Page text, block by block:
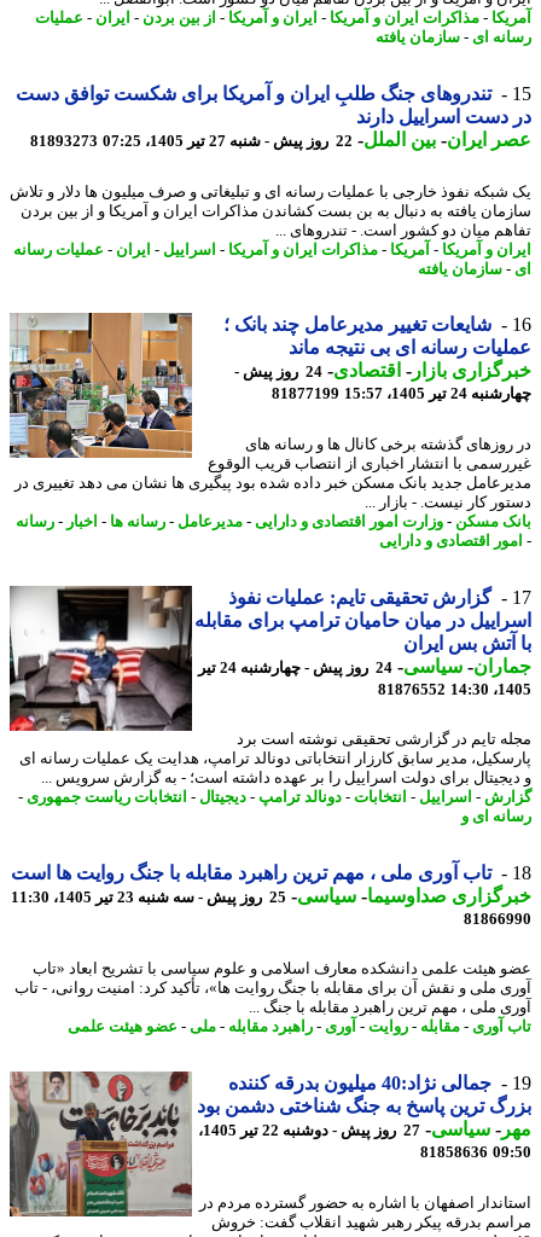
- مذاکرات ایران و آمریکا- ایران و آمریکا- از بین بردن-ایران -
عملیات
ای- سازمان یافته
تندروهای جنگ طلبِ ایران و آمریکا برای شکست توافق دست
دست اسراییل دارند
ایران- بین الملل-22 روز پیش - شنبه 27 تیر 1405، 07:25 81893273
نفوذ خارجی با عملیات رسانه ای و تبلیغاتی و صرف میلیون ها دلار و تلاش
یافته به دنبال به بن بست کشاندن مذاکرات ایران و آمریکا و از بین بردن
میان دو کشور است. - تندروهای ...
و آمریکا- آمریکا- مذاکرات ایران و آمریکا- اسراییل -ایران -
عملیات رسانه
سازمان یافته
شایعات تغییر مدیرعامل چند بانک ؛
رسانه ای بی نتیجه ماند
بازار- اقتصادی-
24 روز پیش -
24 تیر 1405، 15:57
81877199
گذشته برخی کانال ها و رسانه های
با انتشار اخباری از انتصاب قریب الوقوع
جدید بانک مسکن خبر داده شده بود پیگیری ها نشان می دهد تغییری در
کار نیست. - بازار ...
مسکن-وزارت امور اقتصادی و دارایی- مدیرعامل-رسانه ها- اخبار -رسانه
اقتصادی و دارایی
گزارش تحقیقی تایم: عملیات نفوذ
در میان حامیان ترامپ برای مقابله
آتش بس ایران
- سیاسی-
24 روز پیش - چهارشنبه 24 تیر
81876552
تایم در گزارشی تحقیقی نوشته است برد
مدیر سابق کارزار انتخاباتی دونالد ترامپ، هدایت یک عملیات رسانه ای
برای دولت اسراییل را بر عهده داشته است؛ - به گزارش سرویس ...
-اسراییل -انتخابات-دونالد ترامپ -دیجیتال-انتخابات ریاست جمهوری-
ای و
تاب آوری ملی ، مهم ترین راهبرد مقابله با جنگ روایت ها است
صداوسیما-سیاسی-25 روز پیش - سه شنبه 23 تیر 1405، 11:30
هیئت علمی دانشکده معارف اسلامی و علوم سیاسی با تشریح ابعاد «تاب
ملی و نقش آن برای مقابله با جنگ روایت ها»، تأکید کرد: امنیت روانی، - تاب
ملی ، مهم ترین راهبرد مقابله با جنگ ...
آوری - مقابله-روایت-آوری - راهبرد مقابله-ملی -عضو هیئت علمی
جمالی نژاد:40 میلیون بدرقه کننده
ترین پاسخ به جنگ شناختی دشمن بود
-سیاسی-
27 روز پیش - دوشنبه 22 تیر 1405،
81858636
اصفهان با اشاره به حضور گسترده مردم در
بدرقه پیکر رهبر شهید انقلاب گفت: خروش